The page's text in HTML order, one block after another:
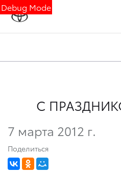
Debug Mode
C
7 марта 2012 г.
Поделиться